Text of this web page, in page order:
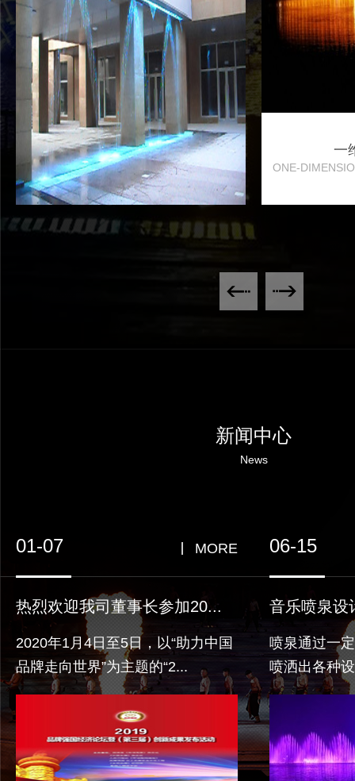
一
ONE-
新闻中心
News
01-07 MORE
热烈欢迎我司董事长参加20...
2020年1月4日至5日，以“助力中国
品牌走向世界”为主题的“2...
06-15
音乐喷泉设
喷泉通过一
喷洒出各种
类...